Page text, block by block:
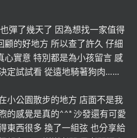
彈了幾天了 因為想找一家值得
顧的好地方 所以查了許久 仔細
心實意 特別都是為小孩留言 感
定試試看 從遠地騎著狗肉……
小公園散步的地方 店面不是我
的感覺是真的^^* 沙發還有可愛
東西很多 換了一組弦 也分享給